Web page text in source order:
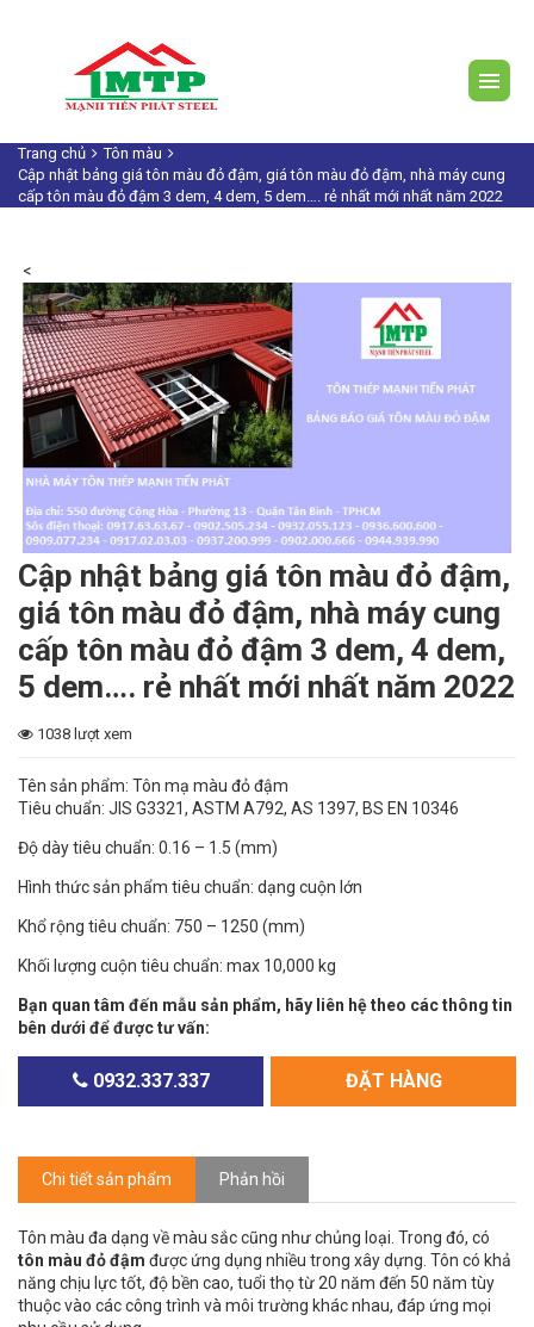
Trang chủ
Tôn màu
Cập nhật bảng giá tôn màu đỏ đậm, giá tôn màu đỏ đậm, nhà máy cung
cấp tôn màu đỏ đậm 3 dem, 4 dem, 5 dem…. rẻ nhất mới nhất năm 2022
<
Cập nhật bảng giá tôn màu đỏ đậm,
giá tôn màu đỏ đậm, nhà máy cung
cấp tôn màu đỏ đậm 3 dem, 4 dem,
5 dem…. rẻ nhất mới nhất năm 2022
1038 lượt xem
Tên sản phẩm: Tôn mạ màu đỏ đậm
Tiêu chuẩn: JIS G3321, ASTM A792, AS 1397, BS EN 10346
Độ dày tiêu chuẩn: 0.16 – 1.5 (mm)
Hình thức sản phẩm tiêu chuẩn: dạng cuộn lớn
Khổ rộng tiêu chuẩn: 750 – 1250 (mm)
Khối lượng cuộn tiêu chuẩn: max 10,000 kg
Bạn quan tâm đến mẫu sản phẩm, hãy liên hệ theo các thông tin
bên dưới để được tư vấn:
0932.337.337 ĐẶT HÀNG
Chi tiết sản phẩm Phản hồi
Tôn màu đa dạng về màu sắc cũng như chủng loại. Trong đó, có
tôn màu đỏ đậm được ứng dụng nhiều trong xây dựng. Tôn có khả
năng chịu lực tốt, độ bền cao, tuổi thọ từ 20 năm đến 50 năm tùy
thuộc vào các công trình và môi trường khác nhau, đáp ứng mọi